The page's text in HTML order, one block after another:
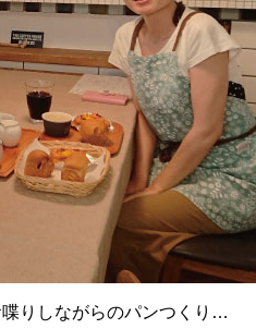
りしながらのパンつくり…